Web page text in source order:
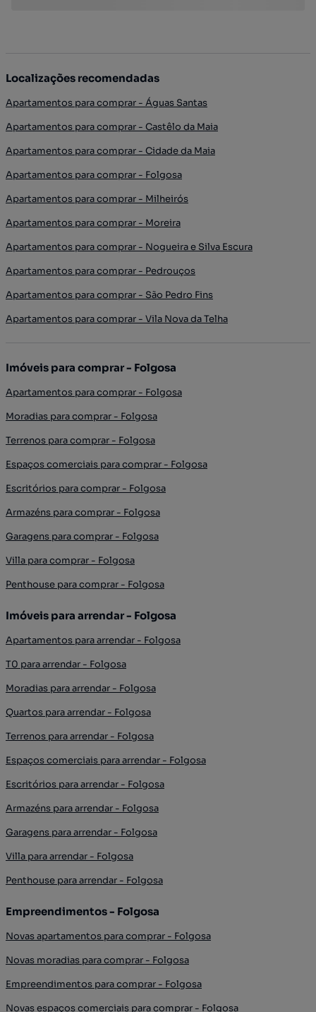
Localizações recomendadas
Apartamentos para comprar - Águas Santas
Apartamentos para comprar - Castêlo da Maia
Apartamentos para comprar - Cidade da Maia
Apartamentos para comprar - Folgosa
Apartamentos para comprar - Milheirós
Apartamentos para comprar - Moreira
Apartamentos para comprar - Nogueira e Silva Escura
Apartamentos para comprar - Pedrouços
Apartamentos para comprar - São Pedro Fins
Apartamentos para comprar - Vila Nova da Telha
Imóveis para comprar - Folgosa
Apartamentos para comprar - Folgosa
Moradias para comprar - Folgosa
Terrenos para comprar - Folgosa
Espaços comerciais para comprar - Folgosa
Escritórios para comprar - Folgosa
Armazéns para comprar - Folgosa
Garagens para comprar - Folgosa
Villa para comprar - Folgosa
Penthouse para comprar - Folgosa
Imóveis para arrendar - Folgosa
Apartamentos para arrendar - Folgosa
T0 para arrendar - Folgosa
Moradias para arrendar - Folgosa
Quartos para arrendar - Folgosa
Terrenos para arrendar - Folgosa
Espaços comerciais para arrendar - Folgosa
Escritórios para arrendar - Folgosa
Armazéns para arrendar - Folgosa
Garagens para arrendar - Folgosa
Villa para arrendar - Folgosa
Penthouse para arrendar - Folgosa
Empreendimentos - Folgosa
Novas apartamentos para comprar - Folgosa
Novas moradias para comprar - Folgosa
Empreendimentos para comprar - Folgosa
Novas espaços comerciais para comprar - Folgosa